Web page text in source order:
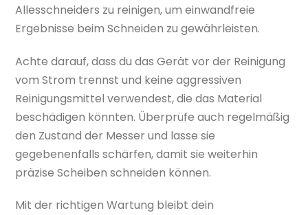
Allesschneiders zu reinigen, um einwandfreie
Ergebnisse beim Schneiden zu gewährleisten.
Achte darauf, dass du das Gerät vor der Reinigung
vom Strom trennst und keine aggressiven
Reinigungsmittel verwendest, die das Material
beschädigen könnten. Überprüfe auch regelmäßig
den Zustand der Messer und lasse sie
gegebenenfalls schärfen, damit sie weiterhin
präzise Scheiben schneiden können.
Mit der richtigen Wartung bleibt dein